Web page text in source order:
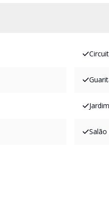
Jardim
Salão